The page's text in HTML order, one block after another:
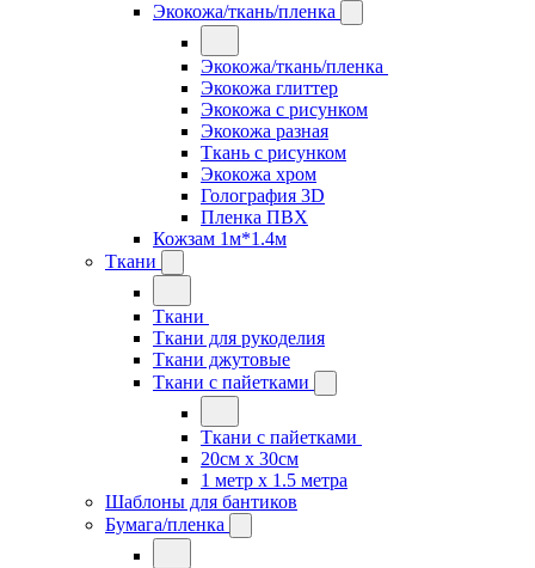
Экокожа/ткань/пленка
Экокожа/ткань/пленка
Экокожа глиттер
Экокожа с рисунком
Экокожа разная
Ткань с рисунком
Экокожа хром
Голография 3D
Пленка ПВХ
Кожзам 1м*1.4м
Ткани
Ткани
Ткани для рукоделия
Ткани джутовые
Ткани с пайетками
Ткани с пайетками
20см х 30см
1 метр х 1.5 метра
Шаблоны для бантиков
Бумага/пленка